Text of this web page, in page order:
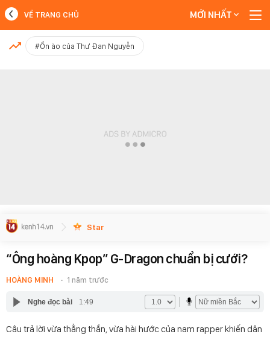
MỚI NHẤT
VỀ TRANG CHỦ MỚI NHẤT
#Ồn ào của Thư Đan Nguyễn
Star
“Ông hoàng Kpop” G-Dragon chuẩn bị cưới?
HOÀNG MINH 1 năm trước
Nghe đọc bài 1:49
Câu trả lời vừa thẳng thắn, vừa hài hước của nam rapper khiến dân